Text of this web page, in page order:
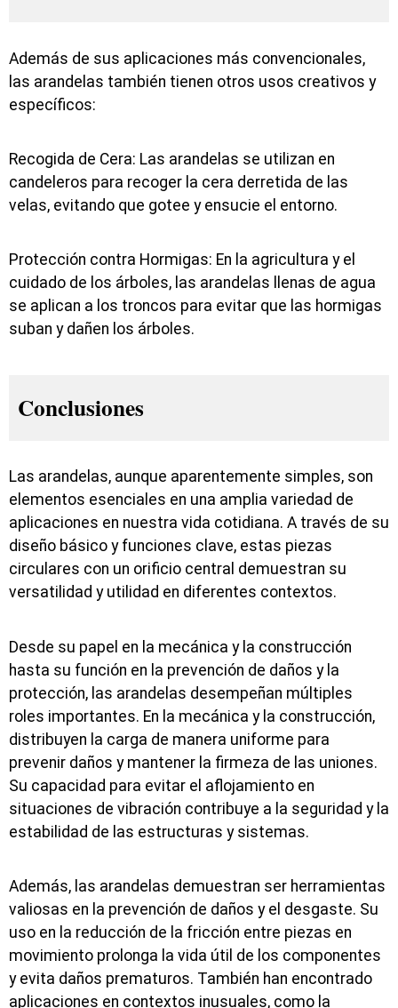
Además de sus aplicaciones más convencionales,
las arandelas también tienen otros usos creativos y
específicos:
Recogida de Cera: Las arandelas se utilizan en
candeleros para recoger la cera derretida de las
velas, evitando que gotee y ensucie el entorno.
Protección contra Hormigas: En la agricultura y el
cuidado de los árboles, las arandelas llenas de agua
se aplican a los troncos para evitar que las hormigas
suban y dañen los árboles.
Conclusiones
Las arandelas, aunque aparentemente simples, son
elementos esenciales en una amplia variedad de
aplicaciones en nuestra vida cotidiana. A través de su
diseño básico y funciones clave, estas piezas
circulares con un orificio central demuestran su
versatilidad y utilidad en diferentes contextos.
Desde su papel en la mecánica y la construcción
hasta su función en la prevención de daños y la
protección, las arandelas desempeñan múltiples
roles importantes. En la mecánica y la construcción,
distribuyen la carga de manera uniforme para
prevenir daños y mantener la firmeza de las uniones.
Su capacidad para evitar el aflojamiento en
situaciones de vibración contribuye a la seguridad y la
estabilidad de las estructuras y sistemas.
Además, las arandelas demuestran ser herramientas
valiosas en la prevención de daños y el desgaste. Su
uso en la reducción de la fricción entre piezas en
movimiento prolonga la vida útil de los componentes
y evita daños prematuros. También han encontrado
aplicaciones en contextos inusuales, como la